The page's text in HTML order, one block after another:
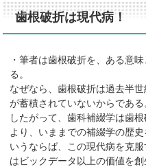
歯根破折は現代病！
・筆者は歯根破折を、ある意
る。
なぜなら、歯根破折は過去半
が蓄積されていないからである
したがって、歯科補綴学は歯
より、いままでの補綴学の歴
いうならば、この現代病を克
はビックデータ以上の価値を